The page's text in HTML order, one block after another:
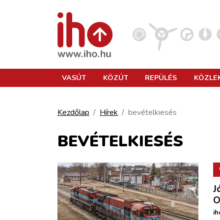
REPÜLÉS
KÖZLEKEDÉSFEJLESZTÉS
ELLÁTÁSI LÁNC
VASÚT KÖZÚT REPÜLÉS
Kezdőlap Hírek bevételkiesés
BEVÉTELKIESÉS